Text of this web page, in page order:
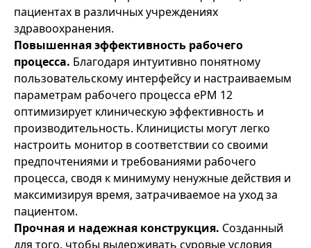
пациентах в различных учреждениях
здравоохранения.
Повышенная эффективность рабочего
процесса. Благодаря интуитивно понятному
пользовательскому интерфейсу и настраиваемым
параметрам рабочего процесса ePM 12
оптимизирует клиническую эффективность и
производительность. Клиницисты могут легко
настроить монитор в соответствии со своими
предпочтениями и требованиями рабочего
процесса, сводя к минимуму ненужные действия и
максимизируя время, затрачиваемое на уход за
пациентом.
Прочная и надежная конструкция. Созданный
для того, чтобы выдерживать суровые условия